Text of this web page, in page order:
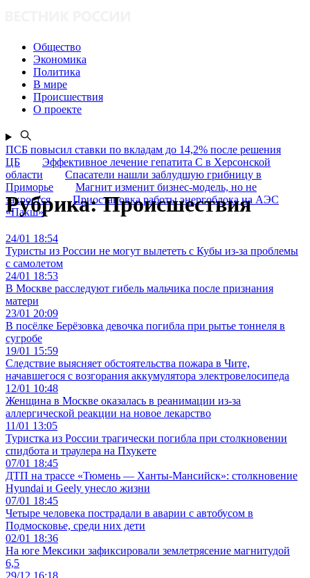
Общество
Экономика
Политика
В мире
Происшествия
О проекте
ПСБ повысил ставки по вкладам до 14,2% после решения
ЦБ
Эффективное лечение гепатита C в Херсонской
области
Спасатели нашли заблудшую грибницу в
Приморье
Магнит изменит бизнес-модель, но не
закроется
Приостановка работы энергоблока на АЭС
«Пакш»
Рубрика:Происшествия
24/01 18:54
Туристы из России не могут вылететь с Кубы из-за проблемы
с самолетом
24/01 18:53
В Москве расследуют гибель мальчика после признания
матери
23/01 20:09
В посёлке Берёзовка девочка погибла при рытье тоннеля в
сугробе
19/01 15:59
Следствие выясняет обстоятельства пожара в Чите,
начавшегося с возгорания аккумулятора электровелосипеда
12/01 10:48
Женщина в Москве оказалась в реанимации из-за
аллергической реакции на новое лекарство
11/01 13:05
Туристка из России трагически погибла при столкновении
спидбота и траулера на Пхукете
07/01 18:45
ДТП на трассе «Тюмень — Ханты-Мансийск»: столкновение
Hyundai и Geely унесло жизни
07/01 18:45
Четыре человека пострадали в аварии с автобусом в
Подмосковье, среди них дети
02/01 18:36
На юге Мексики зафиксировали землетрясение магнитудой
6,5
29/12 16:18